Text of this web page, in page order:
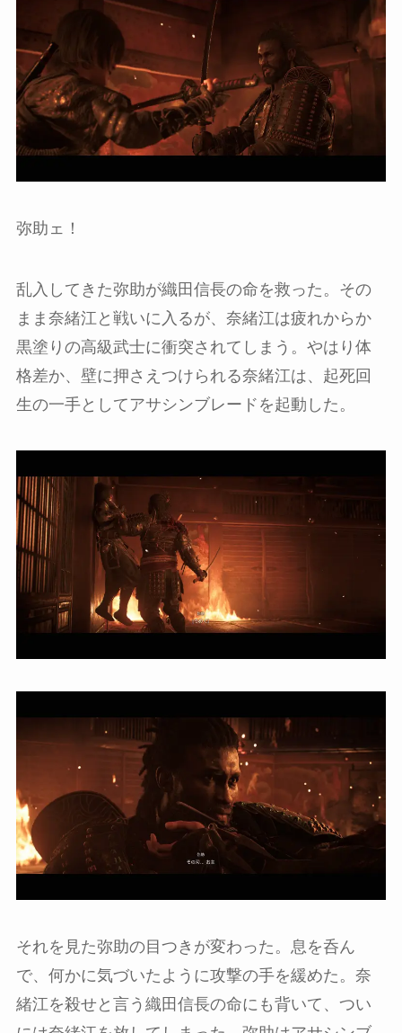
弥助ェ！
乱入してきた弥助が織田信長の命を救った。その
まま奈緒江と戦いに入るが、奈緒江は疲れからか
黒塗りの高級武士に衝突されてしまう。やはり体
格差か、壁に押さえつけられる奈緒江は、起死回
生の一手としてアサシンブレードを起動した。
それを見た弥助の目つきが変わった。息を呑ん
で、何かに気づいたように攻撃の手を緩めた。奈
緒江を殺せと言う織田信長の命にも背いて、つい